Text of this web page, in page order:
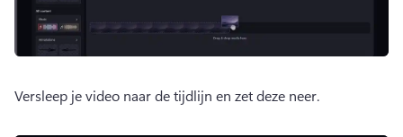
Versleep je video naar de tijdlijn en zet deze neer.